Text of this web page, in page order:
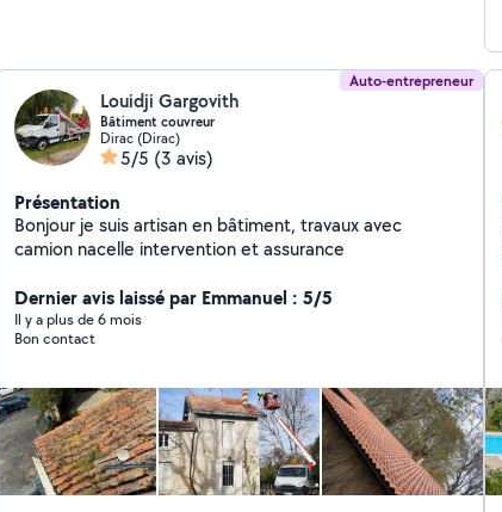
Auto-entrepreneur
Louidji Gargovith
Bâtiment couvreur
Dirac (Dirac)
5/5 (3 avis)
Présentation
Bonjour je suis artisan en bâtiment, travaux avec
camion nacelle intervention et assurance
Dernier avis laissé par Emmanuel : 5/5
Il y a plus de 6 mois
Bon contact